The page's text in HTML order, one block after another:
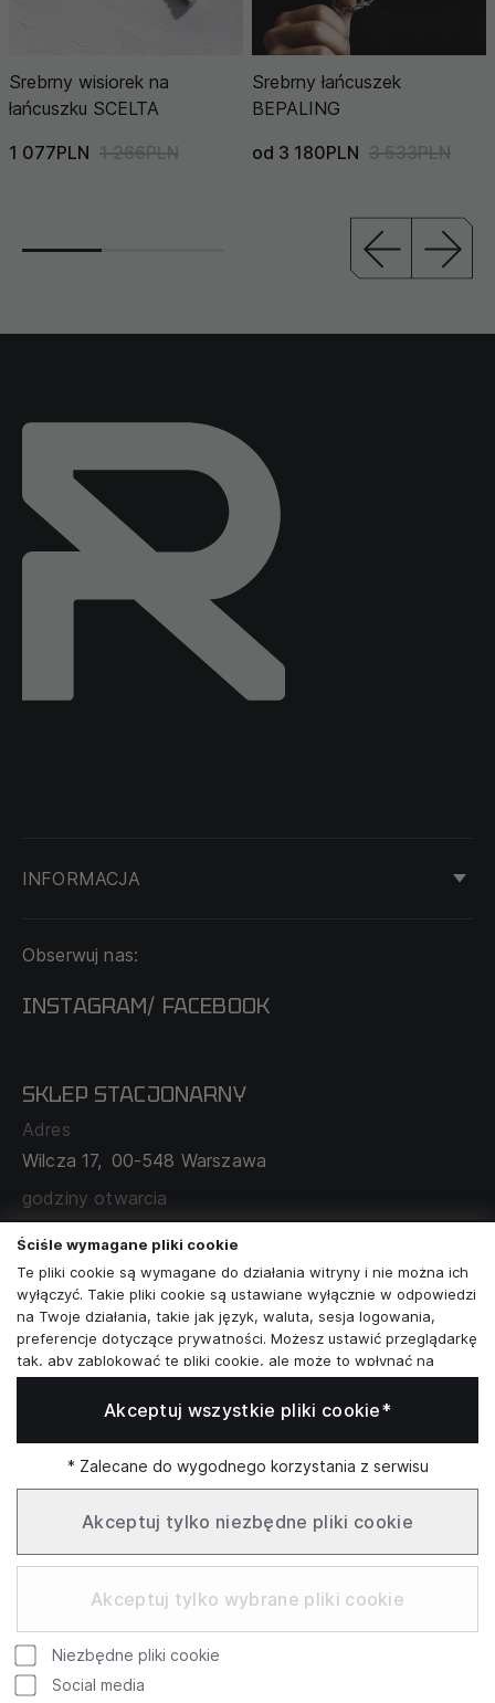
Srebrny wisiorek na
łańcuszku SCELTA
1 077PLN 1 266PLN
Srebrny łańcuszek
BEPALING
od 3 180PLN 3 533PLN
INFORMACJA
DOSTAWA I PŁATNOŚĆ
O NAS
MAPA SERWISU
ZAMÓWIENIA KORPORACYJNE
WSPÓŁPRACA Z PARTNERAMI
Obserwuj nas:
INSTAGRAM/ FACEBOOK
SKLEP STACJONARNY
Adres
Wilcza 17, 00-548 Warszawa
godziny otwarcia
poniedziałek - sobota: 11:00 - 19:00
Skontaktuj się z nami
+48573581161
info@reytel.pl
Whatsapp
Infolinia: Pn–Pt 09:00–17:00
Ściśle wymagane pliki cookie
Te pliki cookie są wymagane do działania witryny i nie można ich
wyłączyć. Takie pliki cookie są ustawiane wyłącznie w odpowiedzi
na Twoje działania, takie jak język, waluta, sesja logowania,
preferencje dotyczące prywatności. Możesz ustawić przeglądarkę
tak, aby zablokować te pliki cookie, ale może to wpłynąć na
sposób działania naszej witryny.
Analizy i statystyki
Marketing i retargeting
Te pliki cookie są zwykle ustawiane przez naszych partnerów
marketingowych i reklamowych. Mogą być przez nich
wykorzystywane do tworzenia profilu Twoich zainteresowań, a
następnie wyświetlania odpowiednich reklam. Jeśli nie zezwolisz
Twoich interesów.
Funkcjonalne pliki cookie
Te pliki cookie umożliwiają naszej witrynie oferowanie
dodatkowych funkcji i ustawień osobistych. Mogą być ustawione
Akceptuj wszystkie pliki cookie*
* Zalecane do wygodnego korzystania z serwisu
Akceptuj tylko niezbędne pliki cookie
Akceptuj tylko wybrane pliki cookie
Niezbędne pliki cookie
Social media